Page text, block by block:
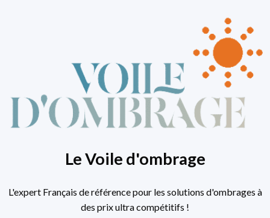
Le Voile d'ombrage
L'expert Français de référence pour les solutions d'ombrages à
des prix ultra compétitifs !